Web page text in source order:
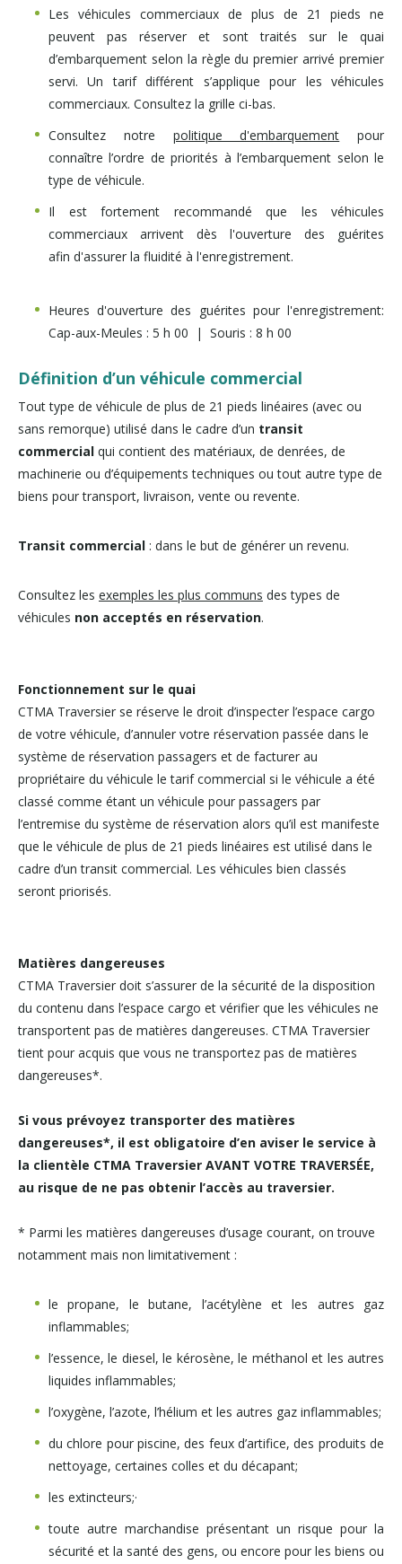
Les véhicules commerciaux de plus de 21 pieds ne
peuvent pas réserver et sont traités sur le quai
d’embarquement selon la règle du premier arrivé premier
servi. Un tarif différent s’applique pour les véhicules
commerciaux. Consultez la grille ci-bas.
Consultez notre politique d'embarquement pour
connaître l’ordre de priorités à l’embarquement selon le
type de véhicule.
Il est fortement recommandé que les véhicules
commerciaux arrivent dès l'ouverture des guérites
afin d'assurer la fluidité à l'enregistrement.
Heures d'ouverture des guérites pour l'enregistrement:
Cap-aux-Meules : 5 h 00 | Souris : 8 h 00
Définition d’un véhicule commercial
Tout type de véhicule de plus de 21 pieds linéaires (avec ou
sans remorque) utilisé dans le cadre d’un transit
commercial qui contient des matériaux, de denrées, de
machinerie ou d’équipements techniques ou tout autre type de
biens pour transport, livraison, vente ou revente.
Transit commercial : dans le but de générer un revenu.
Consultez les exemples les plus communs des types de
véhicules non acceptés en réservation.
Fonctionnement sur le quai
CTMA Traversier se réserve le droit d’inspecter l’espace cargo
de votre véhicule, d’annuler votre réservation passée dans le
système de réservation passagers et de facturer au
propriétaire du véhicule le tarif commercial si le véhicule a été
classé comme étant un véhicule pour passagers par
l’entremise du système de réservation alors qu’il est manifeste
que le véhicule de plus de 21 pieds linéaires est utilisé dans le
cadre d’un transit commercial. Les véhicules bien classés
seront priorisés.
Matières dangereuses
CTMA Traversier doit s’assurer de la sécurité de la disposition
du contenu dans l’espace cargo et vérifier que les véhicules ne
transportent pas de matières dangereuses. CTMA Traversier
tient pour acquis que vous ne transportez pas de matières
dangereuses*.
Si vous prévoyez transporter des matières
dangereuses*, il est obligatoire d’en aviser le service à
la clientèle CTMA Traversier AVANT VOTRE TRAVERSÉE,
au risque de ne pas obtenir l’accès au traversier.
* Parmi les matières dangereuses d’usage courant, on trouve
notamment mais non limitativement :
le propane, le butane, l’acétylène et les autres gaz
inflammables;
l’essence, le diesel, le kérosène, le méthanol et les autres
liquides inflammables;
l’oxygène, l’azote, l’hélium et les autres gaz inflammables;
du chlore pour piscine, des feux d’artifice, des produits de
nettoyage, certaines colles et du décapant;
les extincteurs;·
toute autre marchandise présentant un risque pour la
sécurité et la santé des gens, ou encore pour les biens ou